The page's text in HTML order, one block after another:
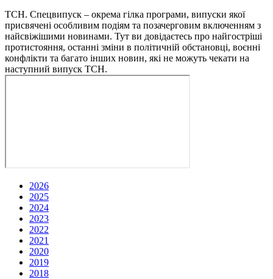
ТСН. Спецвипуск – окрема гілка програми, випуски якої
присвячені особливим подіям та позачерговим включенням з
найсвіжішими новинами. Тут ви довідаєтесь про найгостріші
протистояння, останні зміни в політичній обстановці, воєнні
конфлікти та багато інших новин, які не можуть чекати на
наступний випуск ТСН.
2026
2025
2024
2023
2022
2021
2020
2019
2018